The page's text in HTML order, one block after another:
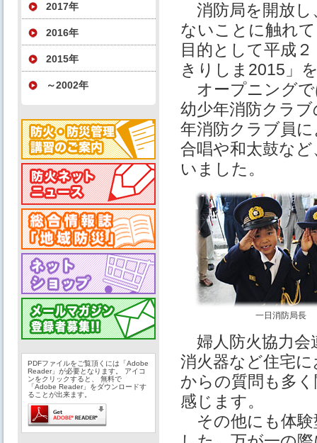
2017年
2016年
2015年
～2002年
PDFファイルをご覧頂くには「Adobe
Reader」が必要となります。 アイコ
ンをクリックすると、 無料で
「Adobe Reader」をダウンロードす
ることが出来ます。
消防局を開放し
ないことに触れ
目的として平成
きりしま2015」
オープニングで
幼少年消防クラ
年消防クラブ員
合唱や和太鼓な
いました。
一日消防局長
婦人防火協力会
消火器など住宅
からの質問も多
感じます。
その他にも体験